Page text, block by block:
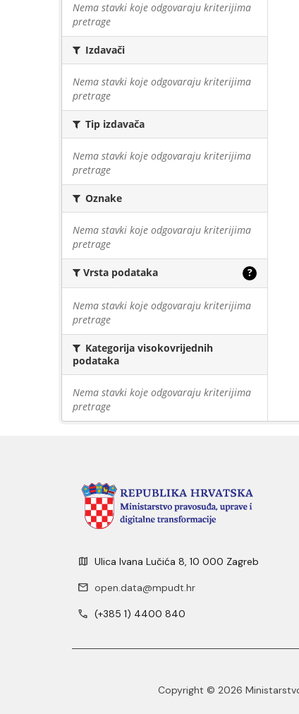
Nema stavki koje odgovaraju kriterijima
pretrage
Izdavači
Nema stavki koje odgovaraju kriterijima
pretrage
Tip izdavača
Nema stavki koje odgovaraju kriterijima
pretrage
Oznake
Nema stavki koje odgovaraju kriterijima
pretrage
Vrsta podataka ?
Nema stavki koje odgovaraju kriterijima
pretrage
Kategorija visokovrijednih
podataka
Nema stavki koje odgovaraju kriterijima
pretrage